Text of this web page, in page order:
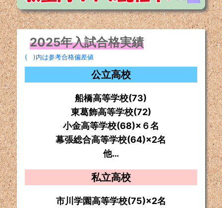
2025年入試合格実績
( )内は参考合格偏差値
公立高校
船橋高等学校(73)
東葛飾高等学校(72)
小金高等学校(68)×６名
幕張総合高等学校(64)×2名
他…
私立高校
市川学園高等学校(75)×2名